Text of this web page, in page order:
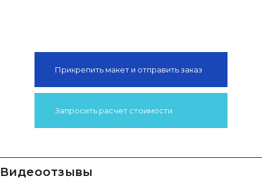
Прикрепить макет и отправить заказ
Запросить расчет стоимости
видео отзывы